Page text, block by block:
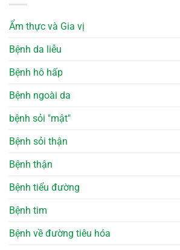
Ẩm thực và Gia vị
Bệnh da liễu
Bệnh hô hấp
Bệnh ngoài da
bệnh sỏi "mật"
Bệnh sỏi thận
Bệnh thận
Bệnh tiểu đường
Bệnh tim
Bệnh về đường tiêu hóa